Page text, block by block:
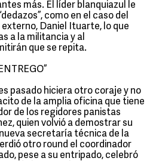
más. El líder blanquiazul le
como en el caso del
Daniel Ituarte, lo que
a la militancia y al
que se repita.
pasado hiciera otro coraje y no
de la amplia oficina que tiene
de los regidores panistas
quien volvió a demostrar su
secretaría técnica de la
otro round el coordinador
pese a su entripado, celebró